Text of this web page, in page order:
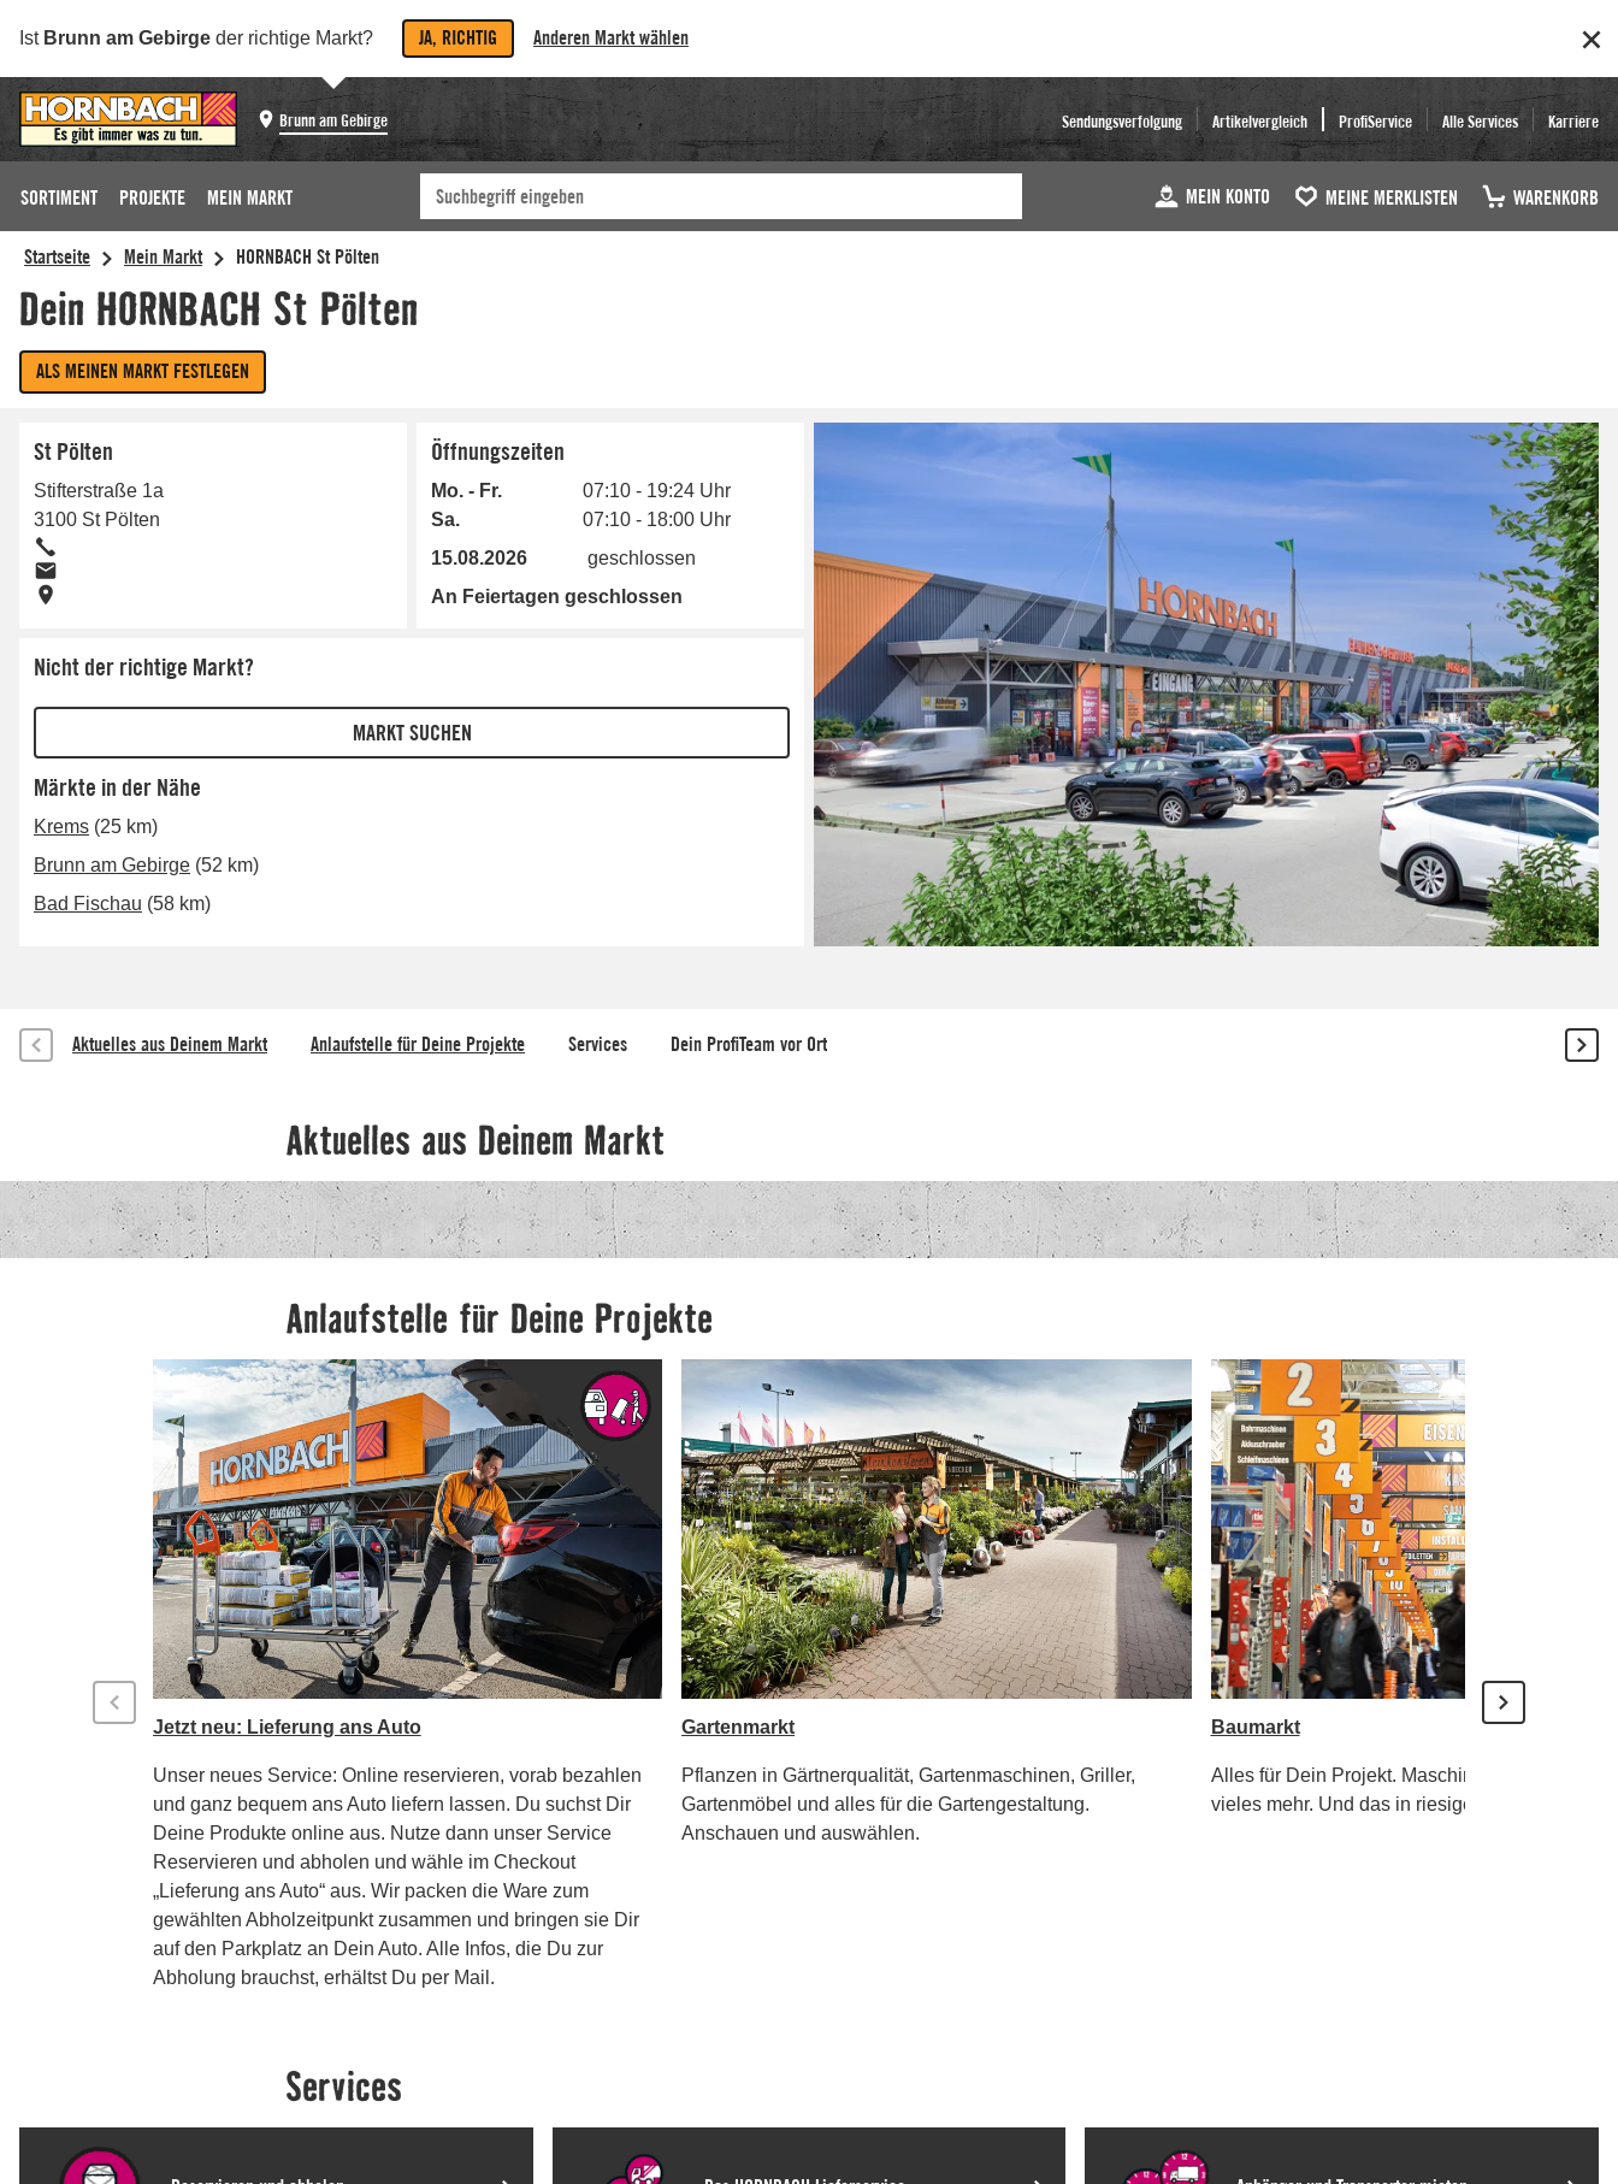
Ist Brunn am Gebirge der richtige Markt? JA, RICHTIG Anderen Markt wählen
Brunn am Gebirge Sendungsverfolgung Artikelvergleich ProfiService Alle Services Karriere
SORTIMENT PROJEKTE MEIN MARKT MEIN KONTO MEINE MERKLISTEN WARENKORB
St Pölten
Stifterstraße 1a
3100 St Pölten
Öffnungszeiten
Mo. - Fr.
07:10 - 19:24 Uhr
Sa.
07:10 - 18:00 Uhr
15.08.2026
geschlossen
An Feiertagen geschlossen
Nicht der richtige Markt?
Märkte in der Nähe
Krems (25 km)
Brunn am Gebirge (52 km)
Bad Fischau (58 km)